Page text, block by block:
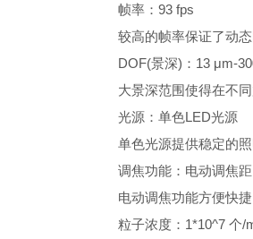
帧率：93 fps
较高的帧率保证了动态
DOF(景深)：13 μm-
大景深范围使得在不同
光源：单色LED光源
单色光源提供稳定的照
调焦功能：电动调焦距
电动调焦功能方便快捷
粒子浓度：1*10^7 个/